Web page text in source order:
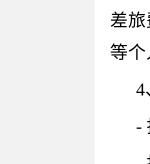
差
等
4
-